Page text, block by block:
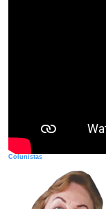
Colunistas